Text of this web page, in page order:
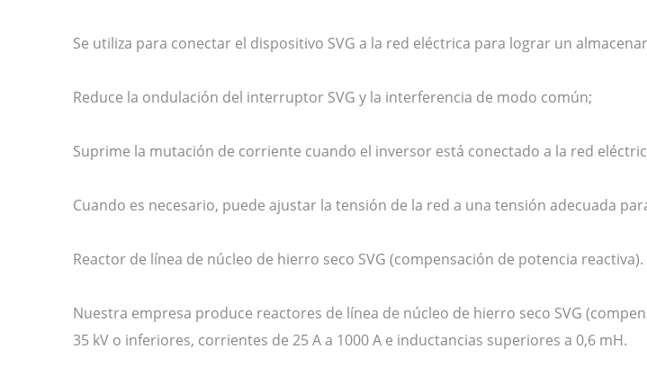
Se utiliza para conectar el dispositivo SVG a la red eléctrica para lograr un
Reduce la ondulación del interruptor SVG y la interferencia de modo común;
Suprime la mutación de corriente cuando el inversor está conectado a la red
Cuando es necesario, puede ajustar la tensión de la red a una tensión adecuada
Reactor de línea de núcleo de hierro seco SVG (compensación de potencia reactiva).
Nuestra empresa produce reactores de línea de núcleo de hierro seco SVG
35 kV o inferiores, corrientes de 25 A a 1000 A e inductancias superiores a 0,6 mH.